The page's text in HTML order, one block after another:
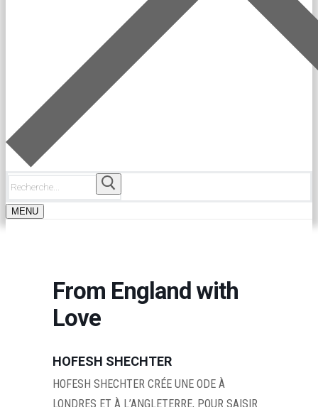
Rechercher
MENU
From England with
Love
HOFESH SHECHTER
HOFESH SHECHTER CRÉE UNE ODE À
LONDRES ET À L’ANGLETERRE, POUR SAISIR